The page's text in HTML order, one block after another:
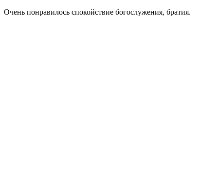
Очень понравилось спокойствие богослужения, братия.